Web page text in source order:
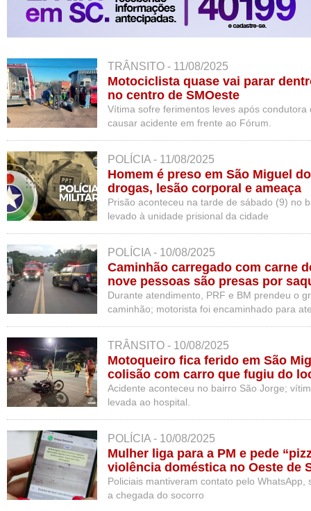
TRÂNSITO - 11/08/2025
Motociclista quase vai parar
no centro de SMOeste
Vítima sofre ferimentos leves após
causar acidente em frente ao Fórum.
POLÍCIA - 11/08/2025
Homem é preso em São Miguel
drogas, lesão corporal e ameaça
Prisão aconteceu na tarde de sábado (9) no
levado à unidade prisional da cidade
POLÍCIA - 10/08/2025
Caminhão carregado com carne
nove pessoas são presas por
Durante atendimento, PRF e BM prendeu o
caminhão; motorista foi encaminhado para
TRÂNSITO - 10/08/2025
Motoqueiro fica ferido em São
colisão com carro que fugiu do
Acidente aconteceu no bairro São Jorge;
levada ao hospital.
POLÍCIA - 10/08/2025
Mulher liga para a PM e pede
violência doméstica no Oeste de
Policiais mantiveram contato pelo
a chegada do socorro